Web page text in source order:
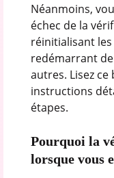
Néanmoins,
échec de la
réinitialisant
redémarrant
autres. Lisez
instructions
étapes.
Pourquoi la
lorsque vous